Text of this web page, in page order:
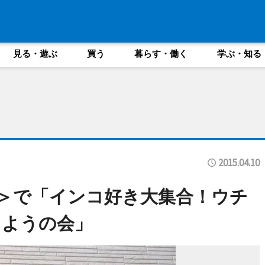
見る・遊ぶ 買う 暮らす・働く 学ぶ・知る
2015.04.10
で「インコ好き大集合！ウチ
うの会」